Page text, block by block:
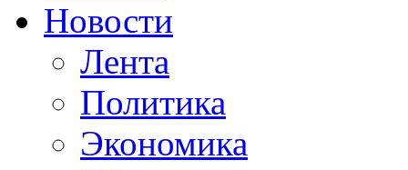
Новости
Лента
Политика
Экономика